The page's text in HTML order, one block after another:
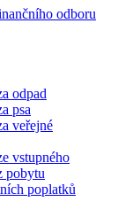
odboru
odpad
psa
veřejné
vstupného
pobytu
poplatků